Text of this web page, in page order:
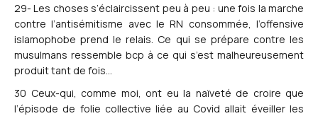
29- Les choses s’éclaircissent peu à peu : une fois la marche
contre l’antisémitisme avec le RN consommée, l’offensive
islamophobe prend le relais. Ce qui se prépare contre les
musulmans ressemble bcp à ce qui s’est malheureusement
produit tant de fois…
30 Ceux-qui, comme moi, ont eu la naïveté de croire que
l’épisode de folie collective liée au Covid allait éveiller les